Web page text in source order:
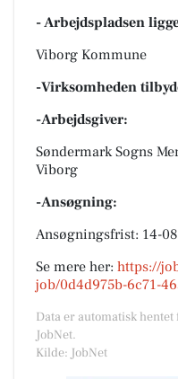
- Arbejdspladsen
Viborg Kommune
-Virksomheden
-Arbejdsgiver:
Søndermark Sogns
Viborg
-Ansøgning:
Ansøgningsfrist: 14-
Se mere her: https://
job/0d4d975b-6c71-
Data er automatisk
JobNet.
Kilde: JobNet